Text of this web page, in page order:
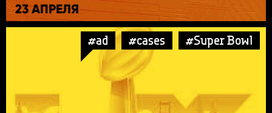
23 АПРЕЛЯ
#ad #cases #Super Bowl